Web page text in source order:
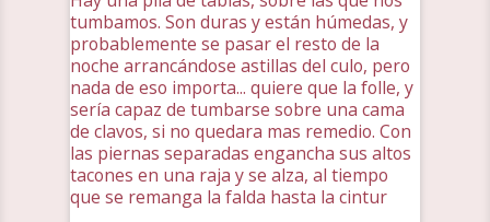
tumbamos. Son duras y están húmedas, y
probablemente se pasar el resto de la
noche arrancándose astillas del culo, pero
nada de eso importa... quiere que la folle, y
sería capaz de tumbarse sobre una cama
de clavos, si no quedara mas remedio. Con
las piernas separadas engancha sus altos
tacones en una raja y se alza, al tiempo
que se remanga la falda hasta la cintur